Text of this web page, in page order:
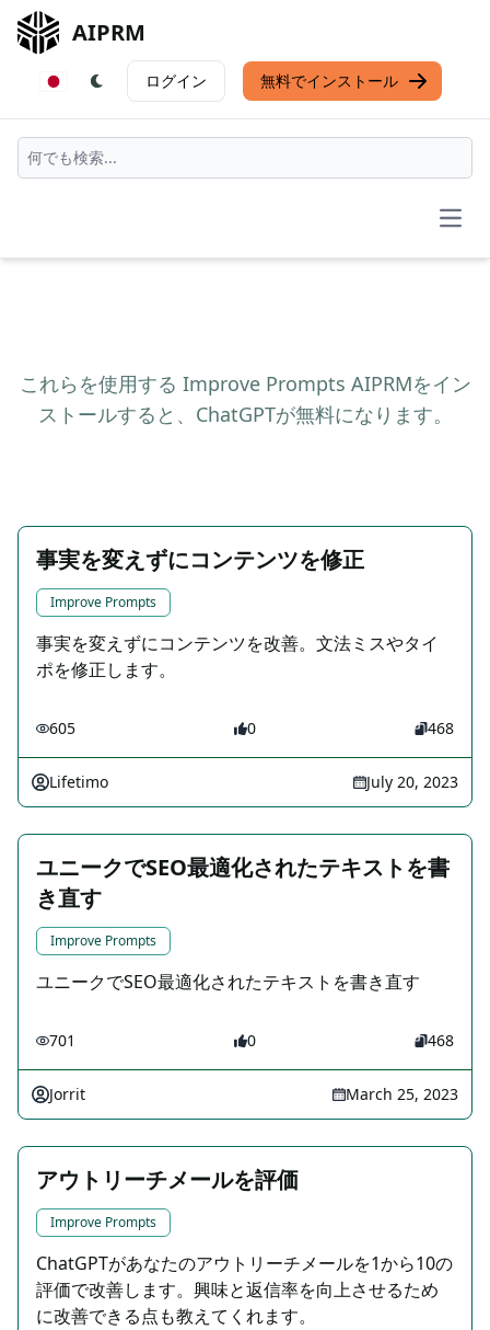
AIPRM
ログイン 無料でインストール
これらを使用する Improve Prompts AIPRMをイン
ストールすると、ChatGPTが無料になります。
事実を変えずにコンテンツを修正
Improve Prompts
事実を変えずにコンテンツを改善。文法ミスやタイ
ポを修正します。
605 0 468
Lifetimo July 20, 2023
ユニークでSEO最適化されたテキストを書
き直す
Improve Prompts
ユニークでSEO最適化されたテキストを書き直す
701 0 468
Jorrit March 25, 2023
アウトリーチメールを評価
Improve Prompts
ChatGPTがあなたのアウトリーチメールを1から10の
評価で改善します。興味と返信率を向上させるため
に改善できる点も教えてくれます。